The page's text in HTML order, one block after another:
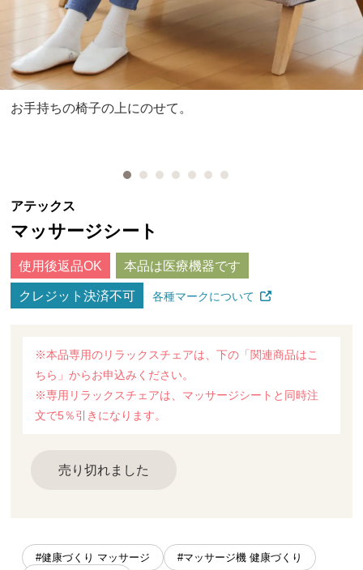
お手持ちの椅子の上にのせて。
アテックス
マッサージシート
使用後返品OK 本品は医療機器です
クレジット決済不可 各種マークについて
※本品専用のリラックスチェアは、下の「関連商品はこ
ちら」からお申込みください。
※専用リラックスチェアは、マッサージシートと同時注
文で5％引きになります。
売り切れました
#健康づくり マッサージ
#マッサージ機 健康づくり